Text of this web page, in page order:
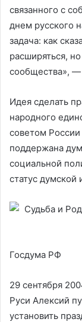
связанного с
днем русского
задача: как
расширяться,
сообщества», —
Идея сделать
народного
советом
поддержана
социальной
статус думской
Госдума РФ
29 сентября
Руси Алексий
установить